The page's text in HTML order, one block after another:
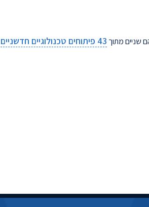
שניים מתוך 43 פיתוחים טכנולוגיים חדשניים